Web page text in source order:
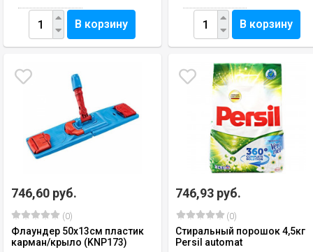
В корзину В корзину
746,60 руб.
(0)
Флаундер 50х13см пластик
карман/крыло (KNP173)
746,93 руб.
(0)
Стиральный порошок 4,5кг
Persil automat